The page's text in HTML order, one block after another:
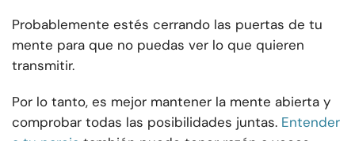
Probablemente estés cerrando las puertas de tu
mente para que no puedas ver lo que quieren
transmitir.
Por lo tanto, es mejor mantener la mente abierta y
comprobar todas las posibilidades juntas. Entender